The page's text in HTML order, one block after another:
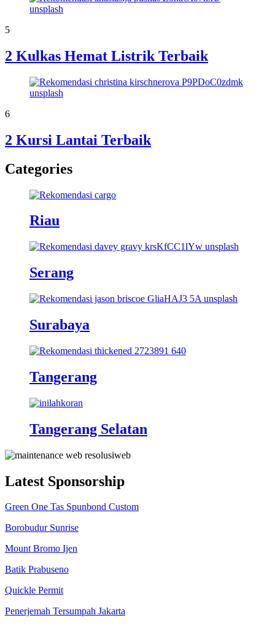
5
2 Kulkas Hemat Listrik Terbaik
6
2 Kursi Lantai Terbaik
Categories
Riau
Serang
Surabaya
Tangerang
Tangerang Selatan
Latest Sponsorship
Green One Tas Spunbond Custom
Borobudur Sunrise
Mount Bromo Ijen
Batik Prabuseno
Quickle Permit
Penerjemah Tersumpah Jakarta